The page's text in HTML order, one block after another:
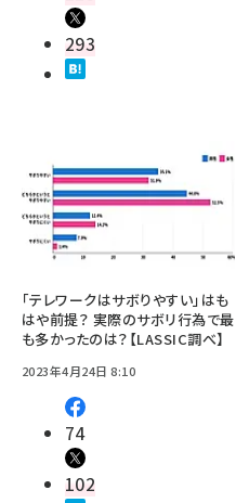
293
「テレワークはサボりやすい」はも
はや前提？ 実際のサボリ行為で最
も多かったのは？【LASSIC調べ】
2023年4月24日 8:10
74
102